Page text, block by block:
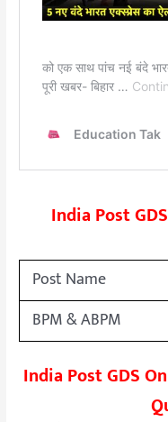
India Post
Post Name
BPM & ABPM
India Post GDS